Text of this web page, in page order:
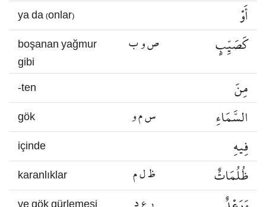
ya da (onlar) أَوْ
boşanan yağmur
gibi
ص و ب كَصَيِّبٍ
-ten مِنَ
gök س م و السَّمَاءِ
içinde فِيهِ
karanlıklar ظ ل م ظُلُمَاتٌ